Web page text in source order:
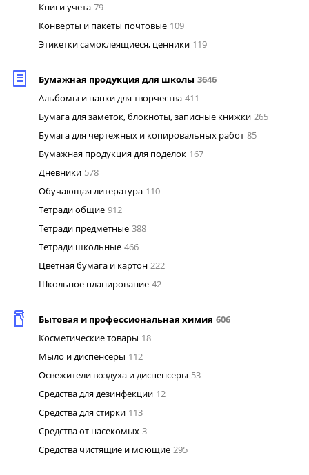
Книги учета 79
Конверты и пакеты почтовые 109
Этикетки самоклеящиеся, ценники 119
Бумажная продукция для школы 3646
Альбомы и папки для творчества 411
Бумага для заметок, блокноты, записные книжки 265
Бумага для чертежных и копировальных работ 85
Бумажная продукция для поделок 167
Дневники 578
Обучающая литература 110
Тетради общие 912
Тетради предметные 388
Тетради школьные 466
Цветная бумага и картон 222
Школьное планирование 42
Бытовая и профессиональная химия 606
Косметические товары 18
Мыло и диспенсеры 112
Освежители воздуха и диспенсеры 53
Средства для дезинфекции 12
Средства для стирки 113
Средства от насекомых 3
Средства чистящие и моющие 295